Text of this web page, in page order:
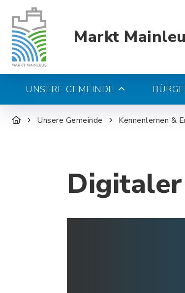
Markt
UNSERE GEMEINDE
Unsere Gemeinde Kennenlernen &